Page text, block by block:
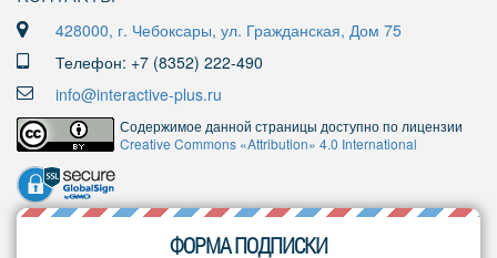
428000, г. Чебоксары, ул. Гражданская, Дом 75
Телефон: +7 (8352) 222-490
info@interactive-plus.ru
Содержимое данной страницы доступно по лицензии
Creative Commons «Attribution» 4.0 International
ФОРМА ПОДПИСКИ